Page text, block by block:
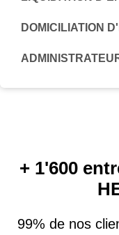
DOMICILIATION
+ 1'600
99% de nos